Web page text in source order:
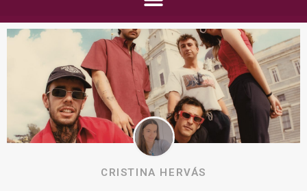
CRISTINA HERVÁS